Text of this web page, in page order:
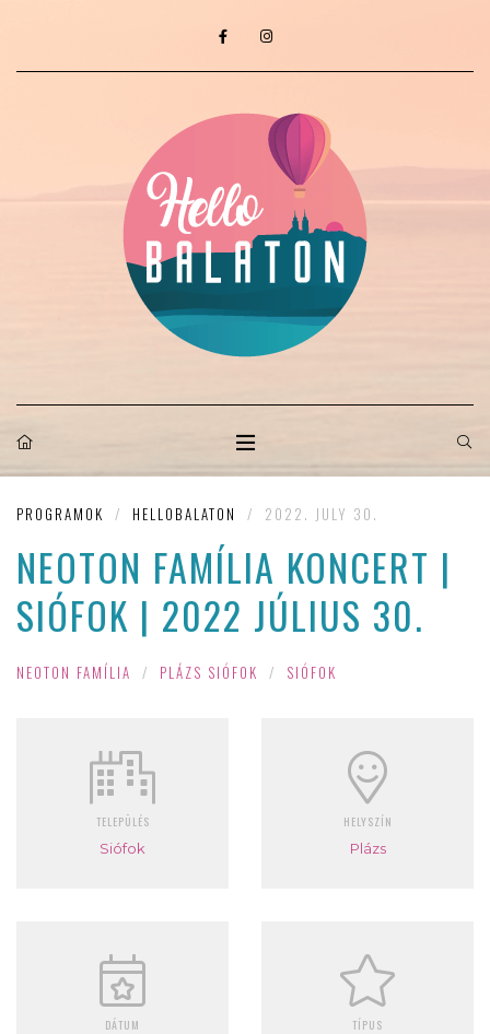
PROGRAMOK / HELLOBALATON / 2022. JULY 30.
NEOTON FAMÍLIA KONCERT |
SIÓFOK | 2022 JÚLIUS 30.
NEOTON FAMÍLIA / PLÁZS SIÓFOK / SIÓFOK
TELEPÜLÉS
Siófok
HELYSZÍN
Plázs
DÁTUM TÍPUS